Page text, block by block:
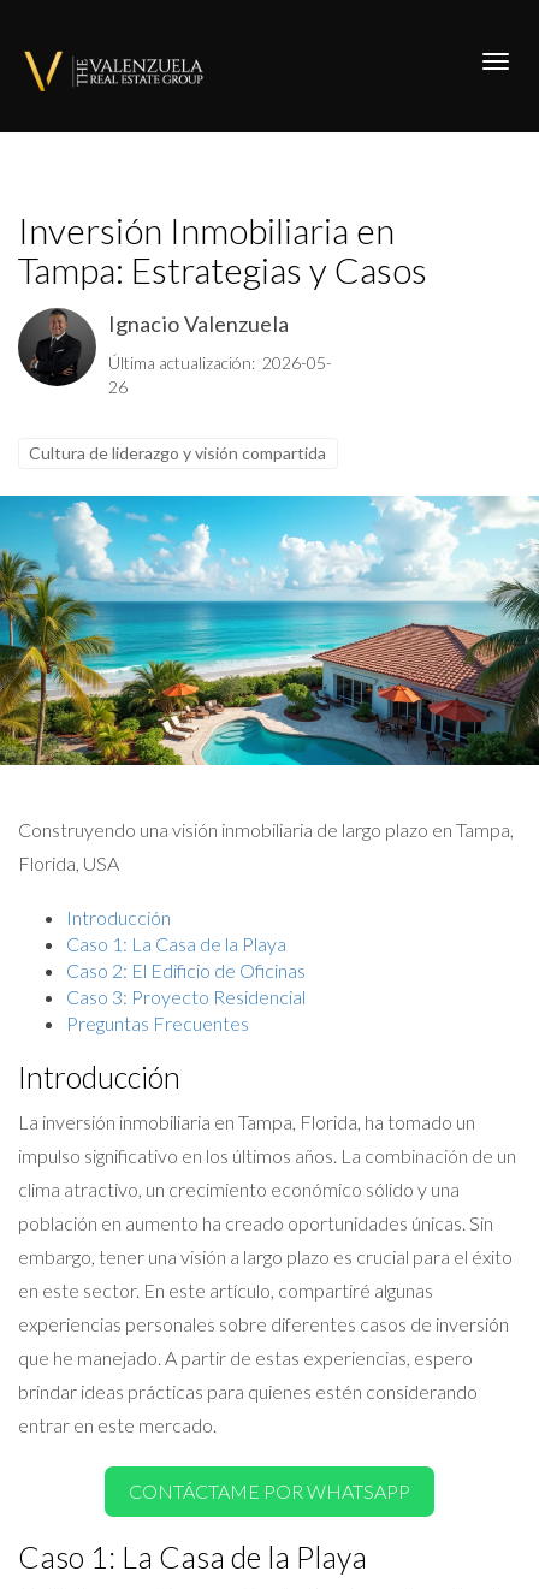
Inversión Inmobiliaria en
Tampa: Estrategias y Casos
Ignacio Valenzuela
Última actualización: 2026-05-
26
Cultura de liderazgo y visión compartida
Construyendo una visión inmobiliaria de largo plazo en Tampa,
Florida, USA
Introducción
Caso 1: La Casa de la Playa
Caso 2: El Edificio de Oficinas
Caso 3: Proyecto Residencial
Preguntas Frecuentes
Introducción
La inversión inmobiliaria en Tampa, Florida, ha tomado un
impulso significativo en los últimos años. La combinación de un
clima atractivo, un crecimiento económico sólido y una
población en aumento ha creado oportunidades únicas. Sin
embargo, tener una visión a largo plazo es crucial para el éxito
en este sector. En este artículo, compartiré algunas
experiencias personales sobre diferentes casos de inversión
que he manejado. A partir de estas experiencias, espero
brindar ideas prácticas para quienes estén considerando
entrar en este mercado.
CONTÁCTAME POR WHATSAPP
Caso 1: La Casa de la Playa